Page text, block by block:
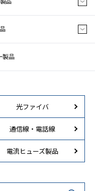
製品
光ファイバ
通信線・電話線
電流ヒューズ製品